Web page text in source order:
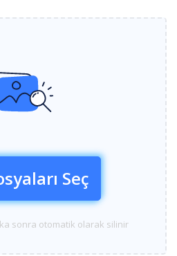
Seç
sonra otomatik olarak silinir